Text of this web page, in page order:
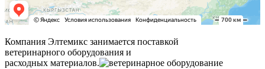
Компания Элтемикс занимается поставкой
ветеринарного оборудования и
расходных материалов.